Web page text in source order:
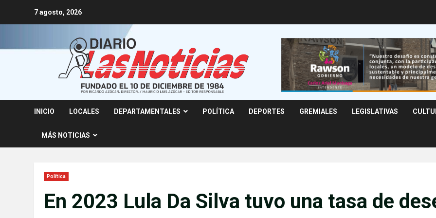
7 agosto, 2026
INICIO LOCALES DEPARTAMENTALES POLÍTICA DEPORTES GREMIALES LEGISLATIVAS
MÁS NOTICIAS
Política
En 2023 Lula Da Silva tuvo una tasa de